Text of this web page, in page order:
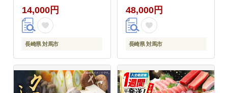
14,000円
長崎県 対馬市
対馬市 海鮮 魚介 ちり
鍋 新鮮 海の幸 下処理
小分け
48,000円
長崎県 対馬市